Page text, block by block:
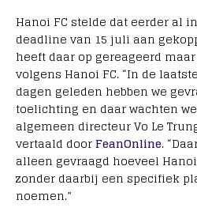
Hanoi FC stelde dat eerder al
deadline van 15 juli aan
heeft daar op gereageerd
volgens Hanoi FC. “In de
dagen geleden hebben we
toelichting en daar wachten
algemeen directeur Vo Le
vertaald doorFeanOnline.
alleen gevraagd hoeveel
zonder daarbij een specifiek
noemen.”